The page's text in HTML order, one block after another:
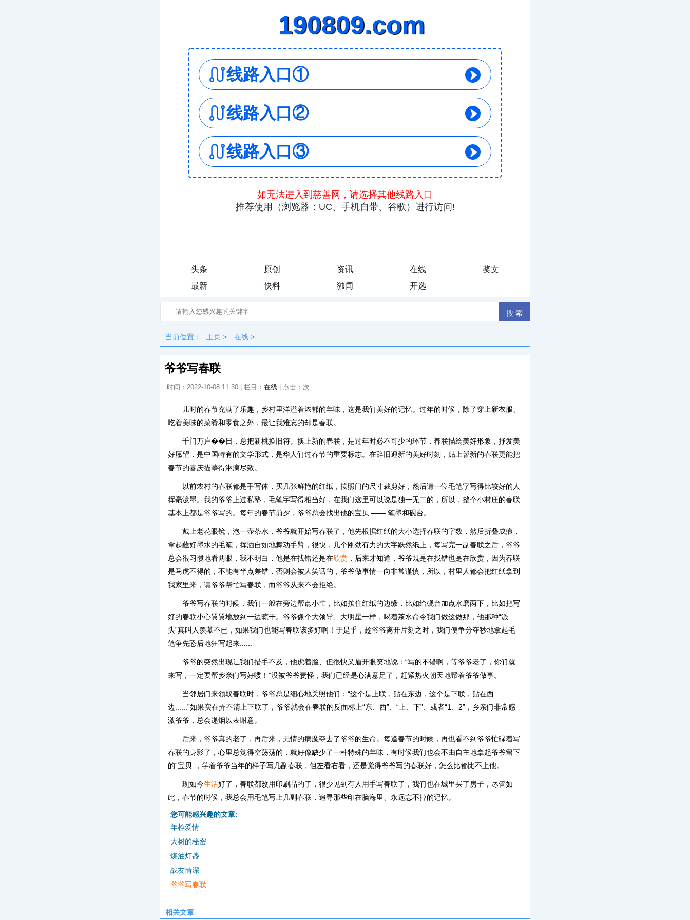
头条 原创 资讯 在线
奖文
最新
快料 独闻 开选
当前位置： 主页 > 在线 >
爷爷写春联
时间：2022-10-08 11:30 | 栏目： 在线 | 点击： 次
儿时的春节充满了乐趣，乡村里洋溢着浓郁的年味，这是我们美好的记忆。过年的时候，除了穿上新衣服、
吃着美味的菜肴和零食之外，最让我难忘的却是春联。
千门万户��日，总把新桃换旧符。换上新的春联，是过年时必不可少的环节，春联描绘美好形象，抒发美
好愿望，是中国特有的文学形式，是华人们过春节的重要标志。在辞旧迎新的美好时刻，贴上暂新的春联更能把
春节的喜庆描摹得淋漓尽致。
以前农村的春联都是手写体，买几张鲜艳的红纸，按照门的尺寸裁剪好，然后请一位毛笔字写得比较好的人
挥毫泼墨。我的爷爷上过私塾，毛笔字写得相当好，在我们这里可以说是独一无二的，所以，整个小村庄的春联
基本上都是爷爷写的。每年的春节前夕，爷爷总会找出他的宝贝 —— 笔墨和砚台。
戴上老花眼镜，泡一壶茶水，爷爷就开始写春联了，他先根据红纸的大小选择春联的字数，然后折叠成痕，
拿起蘸好墨水的毛笔，挥洒自如地舞动手臂，很快，几个刚劲有力的大字跃然纸上，每写完一副春联之后，爷爷
总会很习惯地看两眼，我不明白，他是在找错还是在欣赏 ，后来才知道，爷爷既是在找错也是在欣赏，因为春联
是马虎不得的，不能有半点差错，否则会被人笑话的，爷爷做事情一向非常谨慎，所以，村里人都会把红纸拿到
我家里来，请爷爷帮忙写春联，而爷爷从来不会拒绝。
爷爷写春联的时候，我们一般在旁边帮点小忙，比如按住红纸的边缘，比如给砚台加点水磨两下，比如把写
好的春联小心翼翼地放到一边晾干。爷爷像个大领导、大明星一样，喝着茶水命令我们做这做那，他那种“派
头”真叫人羡慕不已，如果我们也能写春联该多好啊！于是乎，趁爷爷离开片刻之时，我们便争分夺秒地拿起毛
笔争先恐后地狂写起来......
爷爷的突然出现让我们措手不及，他虎着脸、但很快又眉开眼笑地说：“写的不错啊，等爷爷老了，你们就
来写，一定要帮乡亲们写好喽！”没被爷爷责怪，我们已经是心满意足了，赶紧热火朝天地帮着爷爷做事。
当邻居们来领取春联时，爷爷总是细心地关照他们：“这个是上联，贴在东边，这个是下联，贴在西
边......”如果实在弄不清上下联了，爷爷就会在春联的反面标上“东、西”、“上、下”、或者“1、2”，乡亲们非常感
激爷爷，总会递烟以表谢意。
后来，爷爷真的老了，再后来，无情的病魔夺去了爷爷的生命。每逢春节的时候，再也看不到爷爷忙碌着写
春联的身影了，心里总觉得空荡荡的，就好像缺少了一种特殊的年味，有时候我们也会不由自主地拿起爷爷留下
的“宝贝”，学着爷爷当年的样子写几副春联，但左看右看，还是觉得爷爷写的春联好，怎么比都比不上他。
现如今生活好了，春联都改用印刷品的了，很少见到有人用手写春联了，我们也在城里买了房子，尽管如
此，春节的时候，我总会用毛笔写上几副春联，追寻那些印在脑海里、永远忘不掉的记忆。
您可能感兴趣的文章:
年检爱情
大树的秘密
煤油灯盏
战友情深
爷爷写春联
相关文章